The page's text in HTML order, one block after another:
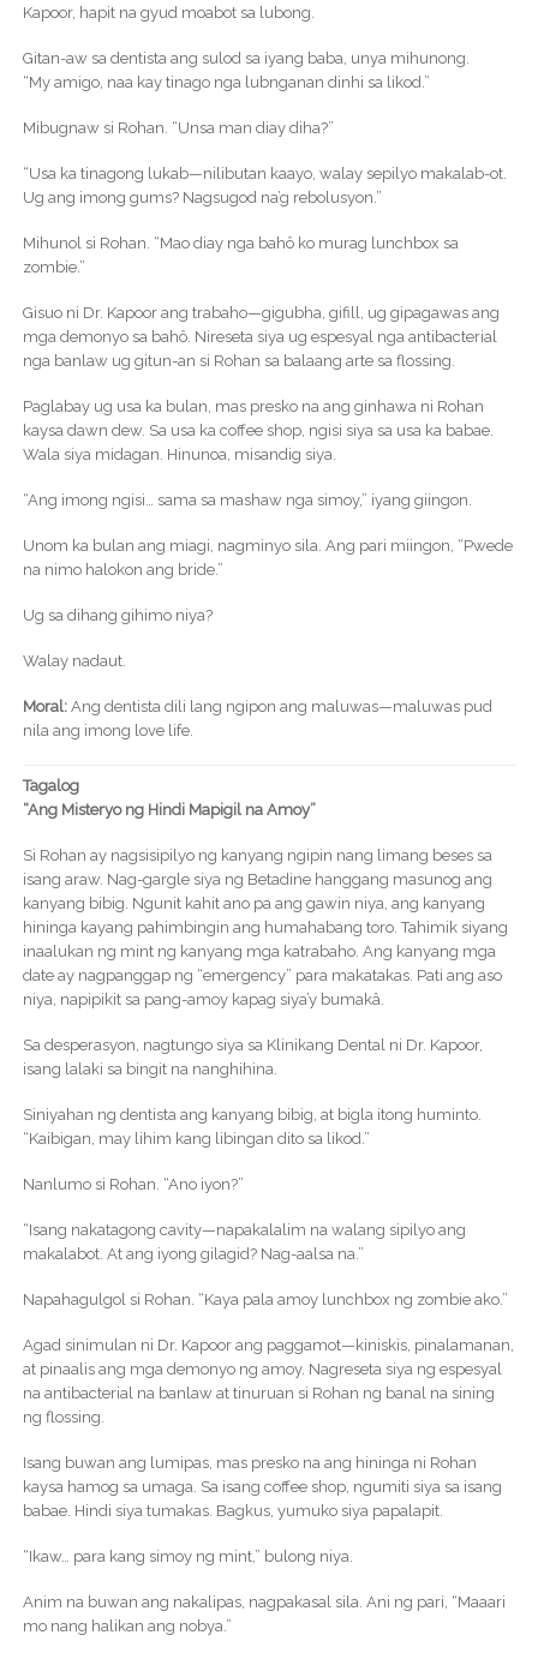
Kapoor, hapit na gyud moabot sa lubong.
Gitan-aw sa dentista ang sulod sa iyang baba, unya mihunong.
“My amigo, naa kay tinago nga lubnganan dinhi sa likod.”
Mibugnaw si Rohan. “Unsa man diay diha?”
“Usa ka tinagong lukab—nilibutan kaayo, walay sepilyo makalab-ot.
Ug ang imong gums? Nagsugod na’g rebolusyon.”
Mihunol si Rohan. “Mao diay nga bahô ko murag lunchbox sa
zombie.”
Gisuo ni Dr. Kapoor ang trabaho—gigubha, gifill, ug gipagawas ang
mga demonyo sa bahô. Nireseta siya ug espesyal nga antibacterial
nga banlaw ug gitun-an si Rohan sa balaang arte sa flossing.
Paglabay ug usa ka bulan, mas presko na ang ginhawa ni Rohan
kaysa dawn dew. Sa usa ka coffee shop, ngisi siya sa usa ka babae.
Wala siya midagan. Hinunoa, misandig siya.
“Ang imong ngisi… sama sa mashaw nga simoy,” iyang giingon.
Unom ka bulan ang miagi, nagminyo sila. Ang pari miingon, “Pwede
na nimo halokon ang bride.”
Ug sa dihang gihimo niya?
Walay nadaut.
Moral:Ang dentista dili lang ngipon ang maluwas—maluwas pud
nila ang imong love life.
Tagalog
“Ang Misteryo ng Hindi Mapigil na Amoy”
Si Rohan ay nagsisipilyo ng kanyang ngipin nang limang beses sa
isang araw. Nag-gargle siya ng Betadine hanggang masunog ang
kanyang bibig. Ngunit kahit ano pa ang gawin niya, ang kanyang
hininga kayang pahimbingin ang humahabang toro. Tahimik siyang
inaalukan ng mint ng kanyang mga katrabaho. Ang kanyang mga
date ay nagpanggap ng “emergency” para makatakas. Pati ang aso
niya, napipikit sa pang-amoy kapag siya’y bumakâ.
Sa desperasyon, nagtungo siya sa Klinikang Dental ni Dr. Kapoor,
isang lalaki sa bingit na nanghihina.
Siniyahan ng dentista ang kanyang bibig, at bigla itong huminto.
“Kaibigan, may lihim kang libingan dito sa likod.”
Nanlumo si Rohan. “Ano iyon?”
“Isang nakatagong cavity—napakalalim na walang sipilyo ang
makalabot. At ang iyong gilagid? Nag-aalsa na.”
Napahagulgol si Rohan. “Kaya pala amoy lunchbox ng zombie ako.”
Agad sinimulan ni Dr. Kapoor ang paggamot—kiniskis, pinalamanan,
at pinaalis ang mga demonyo ng amoy. Nagreseta siya ng espesyal
na antibacterial na banlaw at tinuruan si Rohan ng banal na sining
ng flossing.
Isang buwan ang lumipas, mas presko na ang hininga ni Rohan
kaysa hamog sa umaga. Sa isang coffee shop, ngumiti siya sa isang
babae. Hindi siya tumakas. Bagkus, yumuko siya papalapit.
“Ikaw… para kang simoy ng mint,” bulong niya.
Anim na buwan ang nakalipas, nagpakasal sila. Ani ng pari, “Maaari
mo nang halikan ang nobya.”